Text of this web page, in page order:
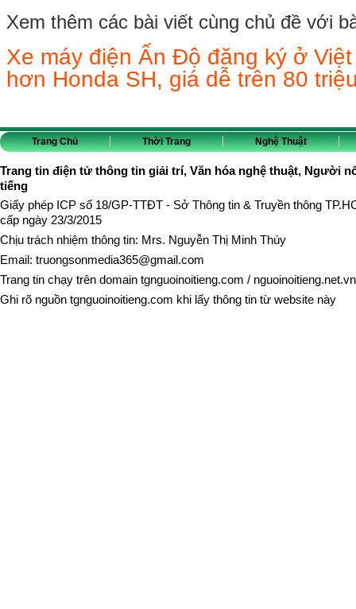
Xem thêm các bài viết cùng chủ đề với
Xe máy điện Ấn Độ đăng ký ở
hơn Honda SH, giá dễ trên 80
Trang Chủ Thời Trang Nghệ Thuật
Trang tin điện tử thông tin giải trí, Văn hóa nghệ thuật, Người
tiếng
Giấy phép ICP số 18/GP-TTĐT - Sở Thông tin & Truyền thông
cấp ngày 23/3/2015
Chịu trách nhiệm thông tin: Mrs. Nguyễn Thị Minh Thúy
Email: truongsonmedia365@gmail.com
Trang tin chạy trên domain tgnguoinoitieng.com / nguoinoitieng.net.vn
Ghi rõ nguồn tgnguoinoitieng.com khi lấy thông tin từ website này